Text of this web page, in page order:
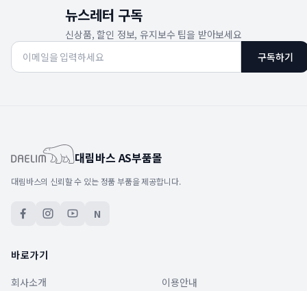
뉴스레터 구독
신상품, 할인 정보, 유지보수 팁을 받아보세요
구독하기
대림바스 AS부품몰
대림바스의 신뢰할 수 있는 정품 부품을 제공합니다.
N
바로가기
회사소개
이용안내